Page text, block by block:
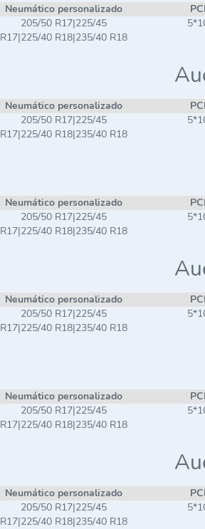
Neumático personalizado
205/50 R17|225/45
R17|225/40 R18|235/40 R18
Neumático personalizado
205/50 R17|225/45
R17|225/40 R18|235/40 R18
Neumático personalizado
205/50 R17|225/45
R17|225/40 R18|235/40 R18
Neumático personalizado
205/50 R17|225/45
R17|225/40 R18|235/40 R18
Neumático personalizado
205/50 R17|225/45
R17|225/40 R18|235/40 R18
Neumático personalizado
205/50 R17|225/45
R17|225/40 R18|235/40 R18